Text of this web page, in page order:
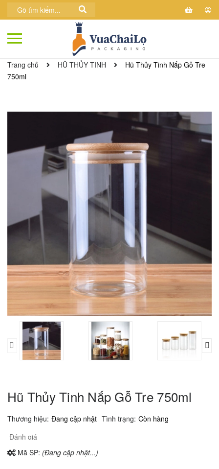
Trang chủ HŨ THỦY TINH
Hũ Thủy Tinh Nắp Gỗ Tre
750ml
prev
Hũ Thủy Tinh Nắp Gỗ Tre 750ml
Thương hiệu: Đang cập nhật Tình trạng: Còn hàng
Đánh giá
Mã SP: (Đang cập nhật...)